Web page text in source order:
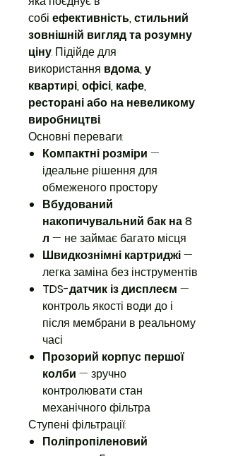
собі ефективність, стильний
зовнішній вигляд та розумну
ціну. Підійде для
використання вдома, у
квартирі, офісі, кафе,
ресторані або на невеликому
виробництві.
Основні переваги:
Компактні розміри —
ідеальне рішення для
обмеженого простору
Вбудований
накопичувальний бак на 8
л — не займає багато місця
Швидкознімні картриджі—
легка заміна без інструментів
TDS-датчик із дисплеєм —
контроль якості води до і
після мембрани в реальному
часі
Прозорий корпус першої
колби — зручно
контролювати стан
механічного фільтра
Ступені фільтрації:
Поліпропіленовий